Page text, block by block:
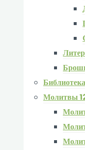
Молитвы